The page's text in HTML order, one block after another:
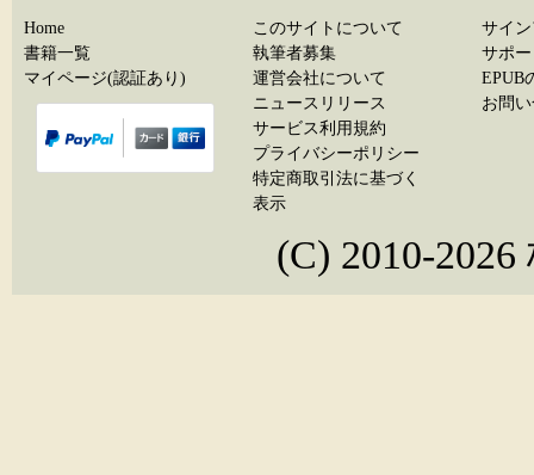
Home
書籍一覧
マイページ(認証あり)
このサイトについて
執筆者募集
運営会社について
ニュースリリース
サービス利用規約
プライバシーポリシー
特定商取引法に基づく
表示
サイ
サポ
EPUB
お問
(C) 2010-